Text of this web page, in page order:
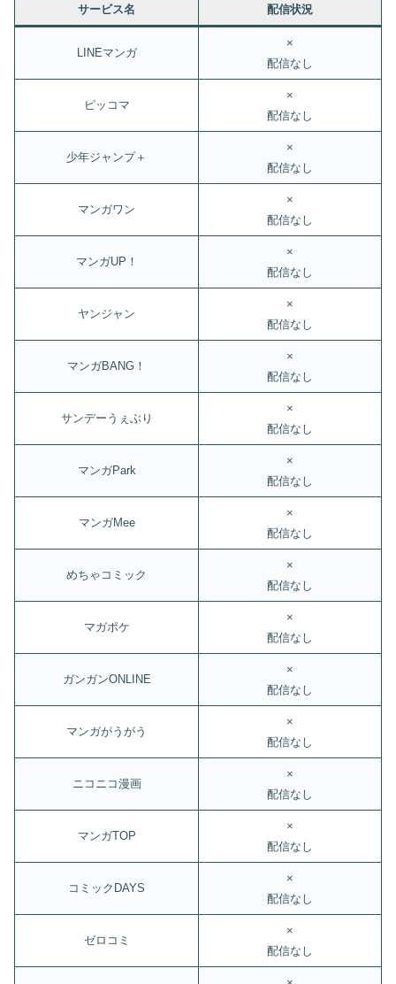
サービス名 配信状況
LINEマンガ
×
配信なし
ピッコマ
×
配信なし
少年ジャンプ＋
×
配信なし
マンガワン
×
配信なし
マンガUP！
×
配信なし
ヤンジャン
×
配信なし
マンガBANG！
×
配信なし
サンデーうぇぶり
×
配信なし
マンガPark
×
配信なし
マンガMee
×
配信なし
めちゃコミック
×
配信なし
マガポケ
×
配信なし
ガンガンONLINE
×
配信なし
マンガがうがう
×
配信なし
ニコニコ漫画
×
配信なし
マンガTOP
×
配信なし
コミックDAYS
×
配信なし
ゼロコミ
×
配信なし